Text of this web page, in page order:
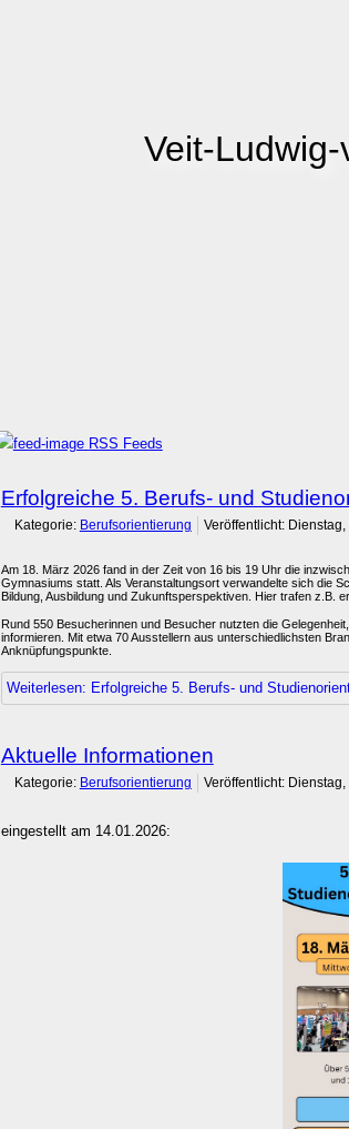
Veit-
RSS Feeds
Erfolgreiche 5. Berufs- und
Kategorie: Berufsorientierung Veröffentlicht:
Am 18. März 2026 fand in der Zeit von 16 bis 19 Uhr die
Gymnasiums statt. Als Veranstaltungsort verwandelte sich die
Bildung, Ausbildung und Zukunftsperspektiven. Hier trafen z.B.
Rund 550 Besucherinnen und Besucher nutzten die
informieren. Mit etwa 70 Ausstellern aus unterschiedlichsten
Anknüpfungspunkte.
Weiterlesen: Erfolgreiche 5. Berufs- und
Aktuelle Informationen
Kategorie: Berufsorientierung Veröffentlicht:
eingestellt am 14.01.2026: